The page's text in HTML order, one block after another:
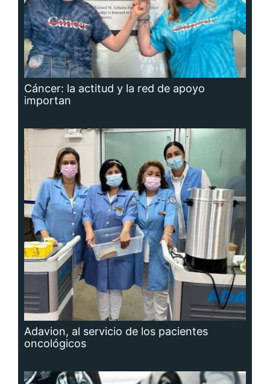
Cáncer: la actitud y la red de apoyo
importan
Adavion, al servicio de los pacientes
oncológicos